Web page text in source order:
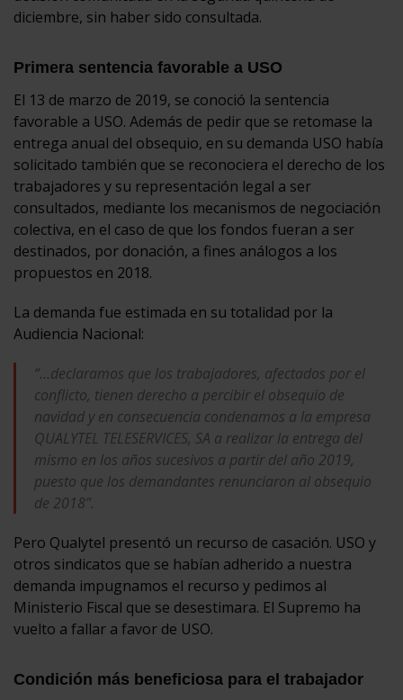
diciembre, sin haber sido consultada.
Primera sentencia favorable a USO
El 13 de marzo de 2019, se conoció la sentencia
favorable a USO. Además de pedir que se retomase la
entrega anual del obsequio, en su demanda USO había
solicitado también que se reconociera el derecho de los
trabajadores y su representación legal a ser
consultados, mediante los mecanismos de negociación
colectiva, en el caso de que los fondos fueran a ser
destinados, por donación, a fines análogos a los
propuestos en 2018.
La demanda fue estimada en su totalidad por la
Audiencia Nacional:
“…declaramos que los trabajadores, afectados por el
conflicto, tienen derecho a percibir el obsequio de
navidad y en consecuencia condenamos a la empresa
QUALYTEL TELESERVICES, SA a realizar la entrega del
mismo en los años sucesivos a partir del año 2019,
puesto que los demandantes renunciaron al obsequio
de 2018”.
Pero Qualytel presentó un recurso de casación. USO y
otros sindicatos que se habían adherido a nuestra
demanda impugnamos el recurso y pedimos al
Ministerio Fiscal que se desestimara. El Supremo ha
vuelto a fallar a favor de USO.
Condición más beneficiosa para el trabajador